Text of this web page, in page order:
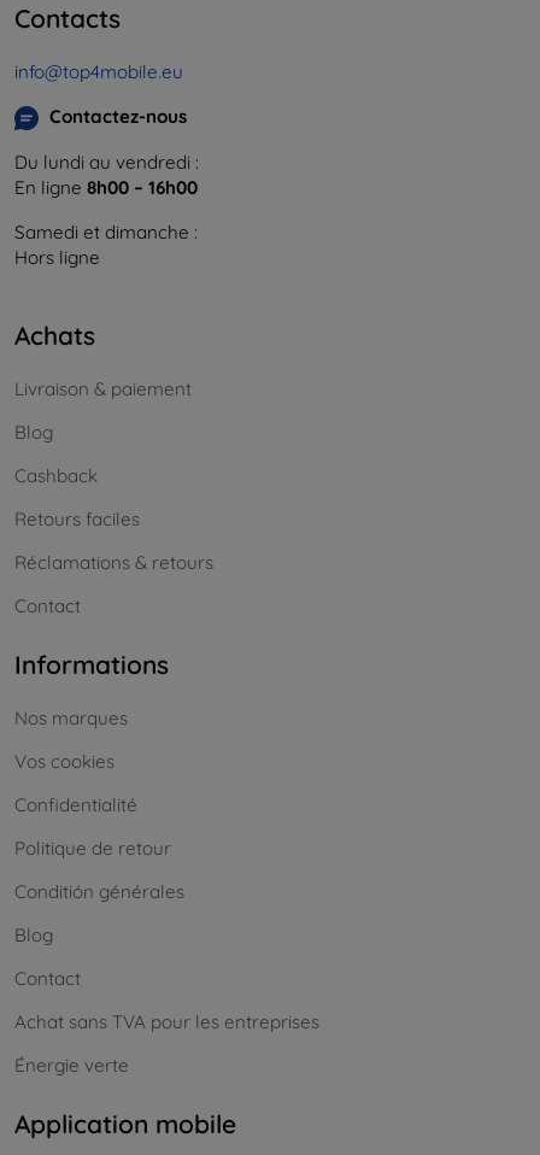
Contacts
info@top4mobile.eu
Contactez-nous
Du lundi au vendredi :
En ligne 8h00 – 16h00
Samedi et dimanche :
Hors ligne
Achats
Livraison & paiement
Blog
Cashback
Retours faciles
Réclamations & retours
Contact
Informations
Nos marques
Vos cookies
Confidentialité
Politique de retour
Conditión générales
Blog
Contact
Achat sans TVA pour les entreprises
Énergie verte
Application mobile